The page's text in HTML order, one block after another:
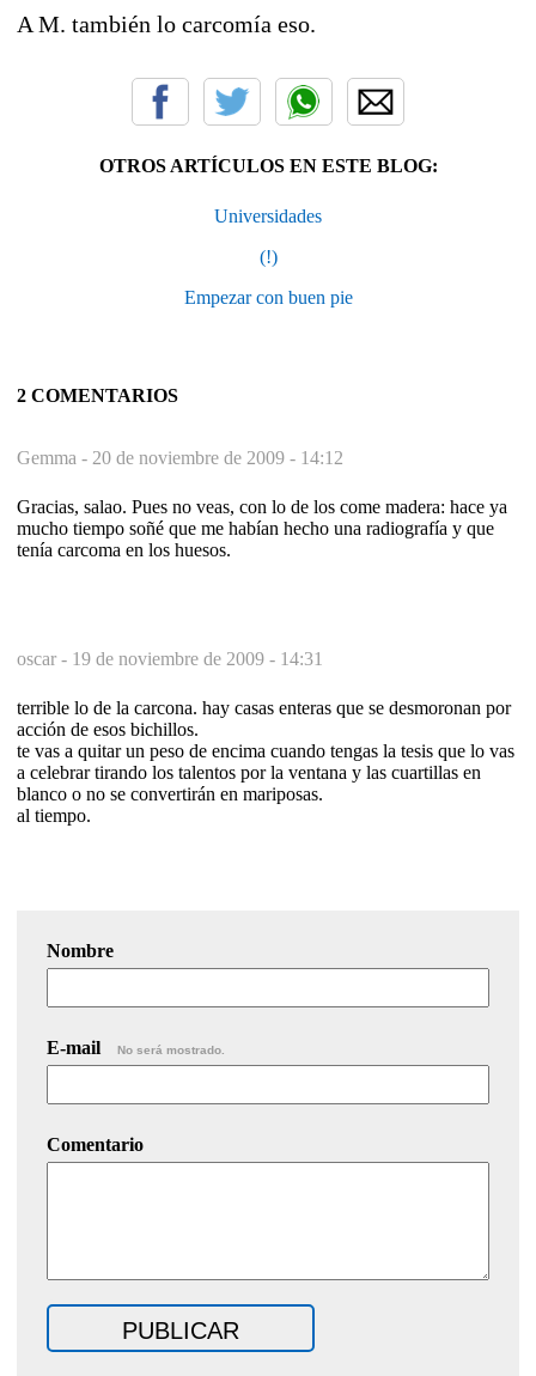
A M. también lo carcomía eso.
OTROS ARTÍCULOS EN ESTE BLOG:
Universidades
(!)
Empezar con buen pie
2 COMENTARIOS
Gemma - 20 de noviembre de 2009 - 14:12
Gracias, salao. Pues no veas, con lo de los come madera: hace ya
mucho tiempo soñé que me habían hecho una radiografía y que
tenía carcoma en los huesos.
oscar - 19 de noviembre de 2009 - 14:31
terrible lo de la carcona. hay casas enteras que se desmoronan por
acción de esos bichillos.
te vas a quitar un peso de encima cuando tengas la tesis que lo vas
a celebrar tirando los talentos por la ventana y las cuartillas en
blanco o no se convertirán en mariposas.
al tiempo.
Nombre
E-mail No será mostrado.
Comentario